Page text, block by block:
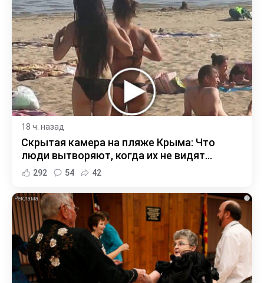
18 ч. назад
Скрытая камера на пляже Крыма: Что
люди вытворяют, когда их не видят...
292 54 42
i